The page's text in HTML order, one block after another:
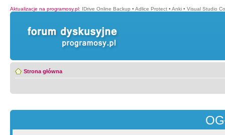
Aktualizacje na programosy.pl: IDrive Online Backup • Adlice Protect • Anki • Visual Studio
Strona główna